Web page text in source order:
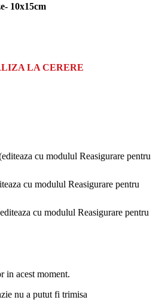
10x15cm
LA CERERE
cu modulul Reasigurare pentru
cu modulul Reasigurare pentru
cu modulul Reasigurare pentru
in acest moment.
nu a putut fi trimisa